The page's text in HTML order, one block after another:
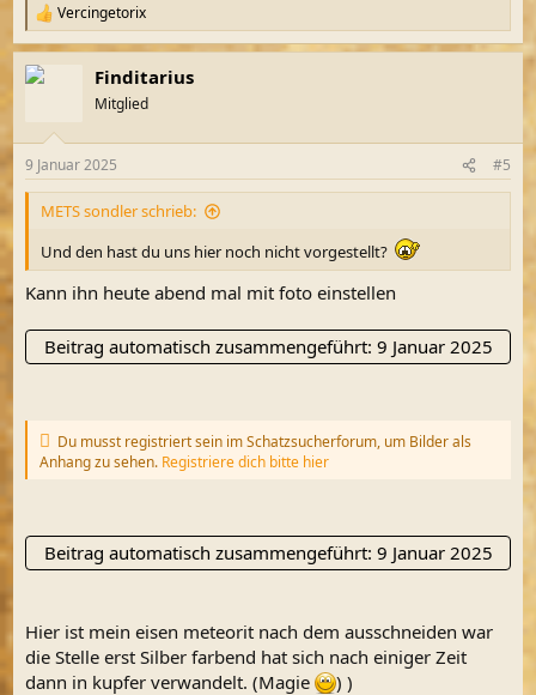
R
e
a
k
e
n
Vercingetorix
Finditarius
Mitglied
9 Januar 2025 #5
METS sondler schrieb:
Und den hast du uns hier noch nicht vorgestellt?
Kann ihn heute abend mal mit foto einstellen
Beitrag automatisch zusammengeführt: 9 Januar 2025
Du musst registriert sein im Schatzsucherforum, um Bilder als
Anhang zu sehen. Registriere dich bitte hier
Beitrag automatisch zusammengeführt: 9 Januar 2025
Hier ist mein eisen meteorit nach dem ausschneiden war
die Stelle erst Silber farbend hat sich nach einiger Zeit
dann in kupfer verwandelt. (Magie
) )